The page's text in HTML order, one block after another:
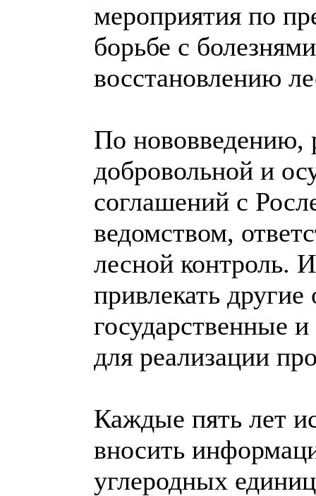
мероприятия по
борьбе с
восстановлению
По нововведению,
добровольной и
соглашений с
ведомством,
лесной контроль.
привлекать
государственные
для реализации
Каждые пять лет
вносить
углеродных